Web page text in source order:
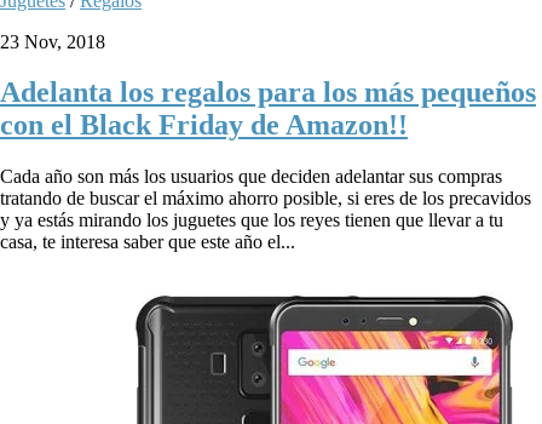
23 Nov, 2018
Adelanta los regalos para los más pequeños
con el Black Friday de Amazon!!
Cada año son más los usuarios que deciden adelantar sus compras
tratando de buscar el máximo ahorro posible, si eres de los precavidos
y ya estás mirando los juguetes que los reyes tienen que llevar a tu
casa, te interesa saber que este año el...